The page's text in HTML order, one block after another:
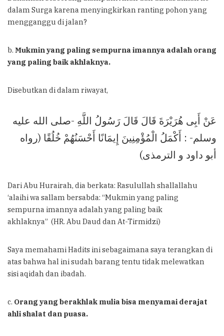
dalam Surga karena menyingkirkan ranting pohon yang
mengganggu di jalan?
b. Mukmin yang paling sempurna imannya adalah orang
yang paling baik akhlaknya.
Disebutkan di dalam riwayat,
عَنْ أَبِى هُرَيْرَةَ قَالَ قَالَ رَسُولُ اللَّهِ -صلى الله عليه
وسلم- : أَكْمَلُ الْمُؤْمِنِينَ إِيمَانًا أَحْسَنُهُمْ خُلُقًا (رواه
أبو داود و الترمذى)
Dari Abu Hurairah, dia berkata: Rasulullah shallallahu
‘alaihi wa sallam bersabda: “Mukmin yang paling
sempurna imannya adalah yang paling baik
akhlaknya” (HR. Abu Daud dan At-Tirmidzi)
Saya memahami Hadits ini sebagaimana saya terangkan di
atas bahwa hal ini sudah barang tentu tidak melewatkan
sisi aqidah dan ibadah.
c. Orang yang berakhlak mulia bisa menyamai derajat
ahli shalat dan puasa.